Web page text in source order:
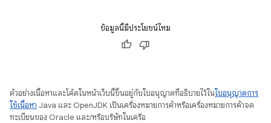
ข้อมูลนี้มีประโยชน์ไหม
ตัวอย่างเนื้อหาและโค้ดในหน้าเว็บนี้ขึ้นอยู่กับใบอนุญาตที่อธิบายไว้ในใบอนุญาตการ
ใช้เนื้อหา Java และ OpenJDK เป็นเครื่องหมายการค้าหรือเครื่องหมายการค้าจด
ทะเบียนของ Oracle และ/หรือบริษัทในเครือ